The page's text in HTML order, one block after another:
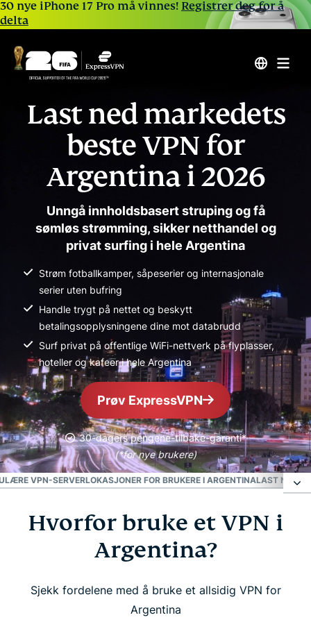
30 nye iPhone 17 Pro må vinnes! Registrer deg for å
delta
Last ned markedets
beste VPN for
Argentina i 2026
Unngå innholdsbasert struping og få
sømløs strømming, sikker netthandel og
privat surfing i hele Argentina
Strøm fotballkamper, såpeserier og internasjonale
serier uten bufring
Handle trygt på nettet og beskytt
betalingsopplysningene dine mot databrudd
Surf privat på offentlige WiFi-nettverk på flyplasser,
hoteller og kafeer i hele Argentina
Prøv ExpressVPN
30-dagers pengene-tilbake-garanti*
(*for nye brukere)
VPN-SERVERLOKASJONER FOR BRUKERE I ARGENTINALAST NED
Hvorfor bruke et VPN i Argentina?
Slik setter du opp ditt argentinske VPN i tre enkle
Hvorfor bruke et VPN i
Argentina?
Sjekk fordelene med å bruke et allsidig VPN for
Argentina